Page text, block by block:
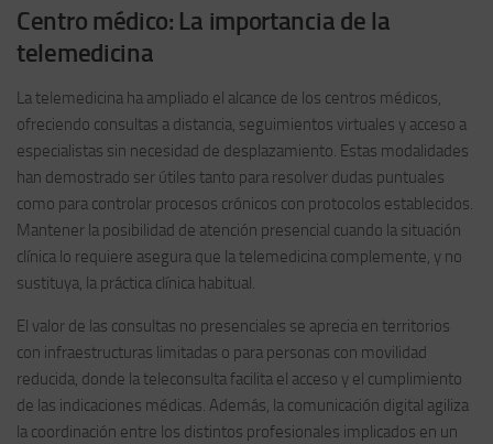
Centro médico: La importancia de la
telemedicina
La telemedicina ha ampliado el alcance de los centros médicos,
ofreciendo consultas a distancia, seguimientos virtuales y acceso a
especialistas sin necesidad de desplazamiento. Estas modalidades
han demostrado ser útiles tanto para resolver dudas puntuales
como para controlar procesos crónicos con protocolos establecidos.
Mantener la posibilidad de atención presencial cuando la situación
clínica lo requiere asegura que la telemedicina complemente, y no
sustituya, la práctica clínica habitual.
El valor de las consultas no presenciales se aprecia en territorios
con infraestructuras limitadas o para personas con movilidad
reducida, donde la teleconsulta facilita el acceso y el cumplimiento
de las indicaciones médicas. Además, la comunicación digital agiliza
la coordinación entre los distintos profesionales implicados en un